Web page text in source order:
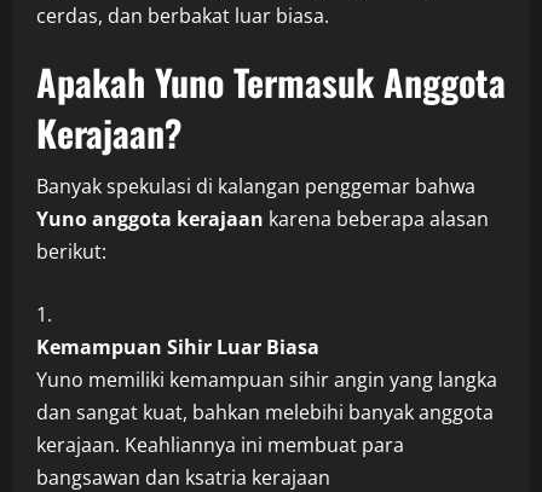
cerdas, dan berbakat luar biasa.
Apakah Yuno Termasuk Anggota
Kerajaan?
Banyak spekulasi di kalangan penggemar bahwa
Yuno anggota kerajaan karena beberapa alasan
berikut:
Kemampuan Sihir Luar Biasa
Yuno memiliki kemampuan sihir angin yang langka
dan sangat kuat, bahkan melebihi banyak anggota
kerajaan. Keahliannya ini membuat para
bangsawan dan ksatria kerajaan